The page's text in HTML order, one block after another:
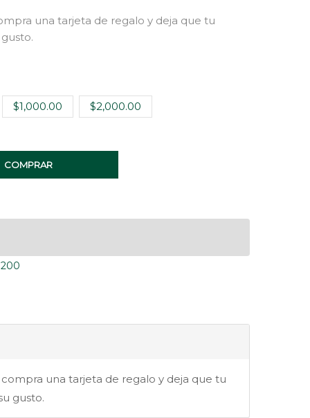
una tarjeta de regalo y deja que tu
$1,000.00 $2,000.00
COMPRAR
una tarjeta de regalo y deja que tu
gusto.